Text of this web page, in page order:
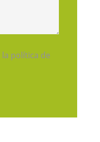
política de